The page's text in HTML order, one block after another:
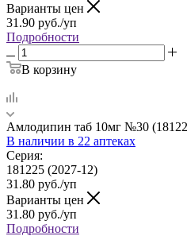
Варианты цен
31.90 руб./уп
Подробности
В корзину
Амлодипин таб 10мг №30
В наличии в 22 аптеках
Серия:
181225 (2027-12)
31.80 руб./уп
Варианты цен
31.80 руб./уп
Подробности